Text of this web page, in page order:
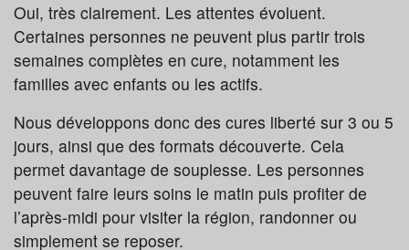
Oui, très clairement. Les attentes évoluent.
Certaines personnes ne peuvent plus partir trois
semaines complètes en cure, notamment les
familles avec enfants ou les actifs.
Nous développons donc des cures liberté sur 3 ou 5
jours, ainsi que des formats découverte. Cela
permet davantage de souplesse. Les personnes
peuvent faire leurs soins le matin puis profiter de
l’après-midi pour visiter la région, randonner ou
simplement se reposer.